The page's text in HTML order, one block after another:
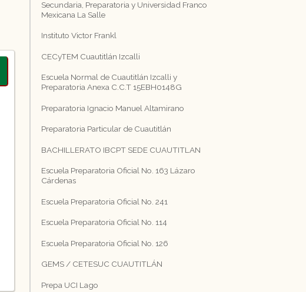
Secundaria, Preparatoria y Universidad Franco
Mexicana La Salle
Instituto Victor Frankl
CECyTEM Cuautitlán Izcalli
Escuela Normal de Cuautitlán Izcalli y
Preparatoria Anexa C.C.T 15EBH0148G
Preparatoria Ignacio Manuel Altamirano
Preparatoria Particular de Cuautitlán
BACHILLERATO IBCPT SEDE CUAUTITLAN
Escuela Preparatoria Oficial No. 163 Lázaro
Cárdenas
Escuela Preparatoria Oficial No. 241
Escuela Preparatoria Oficial No. 114
Escuela Preparatoria Oficial No. 126
GEMS / CETESUC CUAUTITLÁN
Prepa UCI Lago